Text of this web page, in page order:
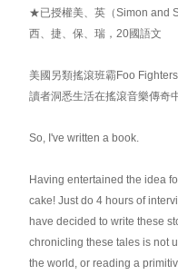
★已授權美、英（Simon and
西、捷、保、瑞，20國語文
美國另類搖滾班霸Foo
讀者洞悉生活在搖滾音樂傳奇
So, I've written a book.
Having entertained the idea
cake! Just do 4 hours of
have decided to write these
chronicling these tales is not
the world, or reading a